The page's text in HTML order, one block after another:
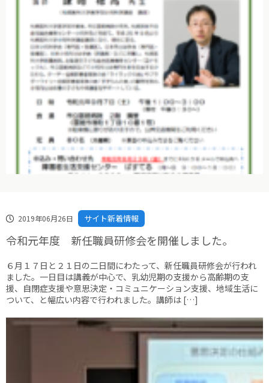
2019年06月26日 サイト新着情報
令和元年度 新任職員研修会を開催しました。
６月１７日と２１日の二日間にわたって、新任職員研修会が行われ
ました。一日目は講義が中心で、乳幼児期の支援から高齢期の支
援、自閉症支援や意思決定・コミュニケーション支援、地域生活に
ついて、と幅広い内容で行われました。講師は […]